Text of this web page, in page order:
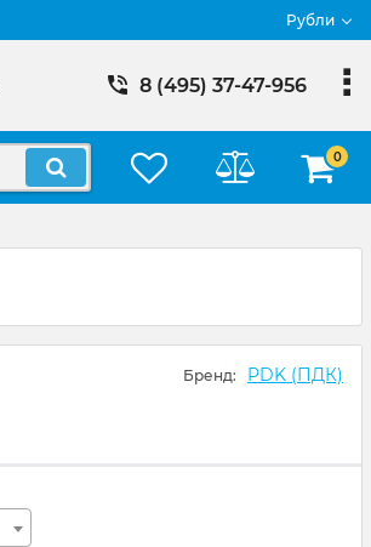
Рубли
8 (495) 37-47-956
0
Бренд: PDK (ПДК)